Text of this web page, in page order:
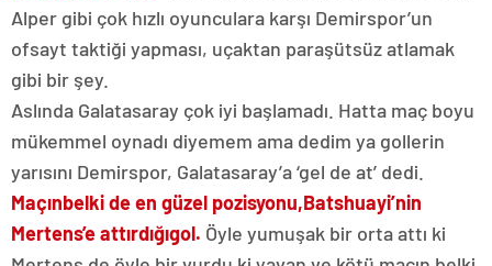
Alper gibi çok hızlı oyunculara karşı Demirspor’un
ofsayt taktiği yapması, uçaktan paraşütsüz atlamak
gibi bir şey.
Aslında Galatasaray çok iyi başlamadı. Hatta maç boyu
mükemmel oynadı diyemem ama dedim ya gollerin
yarısını Demirspor, Galatasaray’a ‘gel de at’ dedi.
Maçınbelki de en güzel pozisyonu,Batshuayi’nin
Mertens’e attırdığıgol. Öyle yumuşak bir orta attı ki